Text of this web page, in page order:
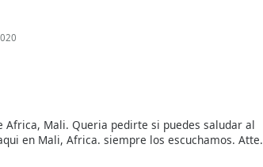
Africa, Mali. Queria pedirte si puedes saludar al
en Mali, Africa. siempre los escuchamos. Atte.